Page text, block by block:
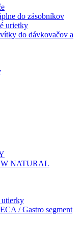
do zásobníkov
urietky
do dávkovačov a
NATURAL
utierky
/ Gastro segment